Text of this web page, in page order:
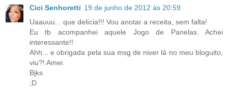
Cici Senhoretti 19 de junho de 2012 às 20:59
Uaauuu... que delícia!!! Vou anotar a receita, sem falta!
Eu tb acompanhei aquele Jogo de Panelas. Achei
interessante!!
Ahh... e obrigada pela sua msg de niver lá no meu bloguito,
viu?! Amei.
Bjks
;D